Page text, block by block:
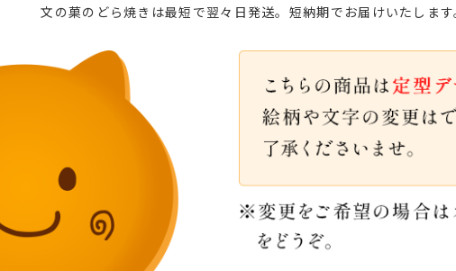
文の菓のどら焼きは最短で翌々日発送。短納期でお届けいたしま